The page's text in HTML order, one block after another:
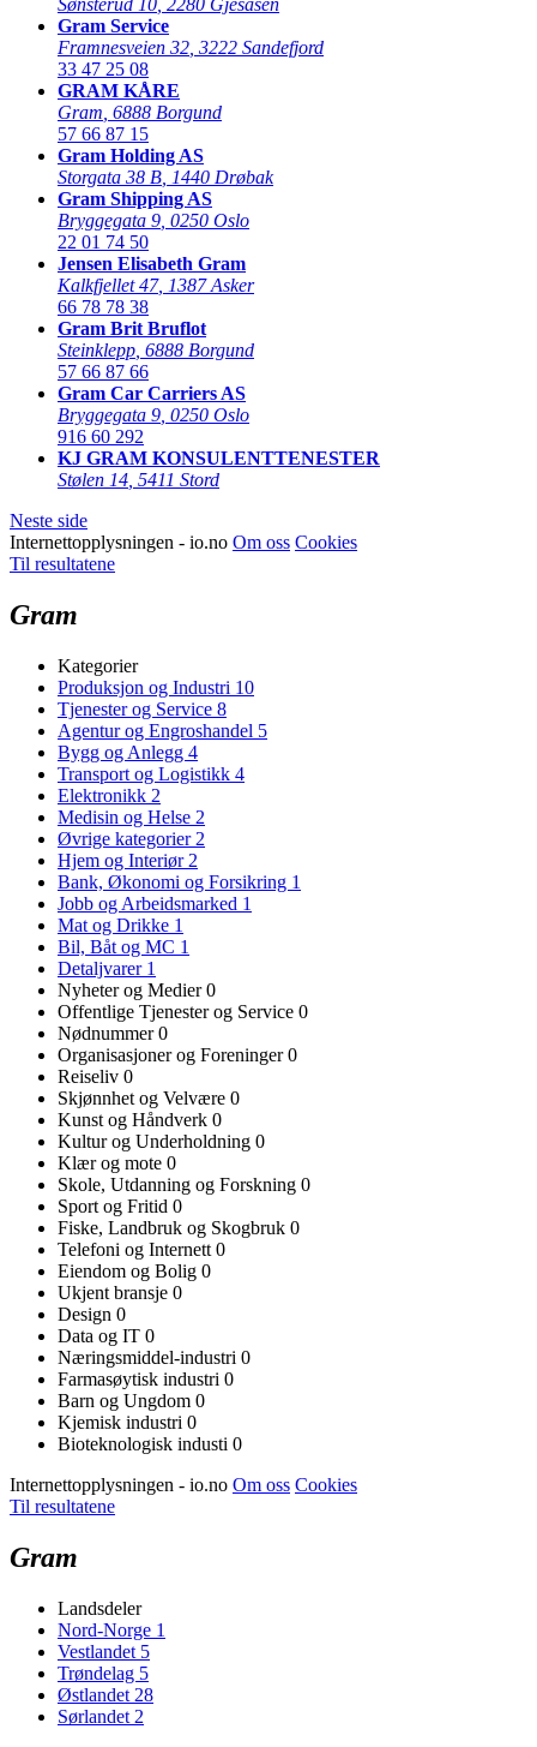
Gram Service
Framnesveien 32 3222 Sandefjord
33 47 25 08
GRAM KÅRE
Gram 6888 Borgund
57 66 87 15
Gram Holding AS
Storgata 38 B 1440 Drøbak
Gram Shipping AS
Bryggegata 9 0250 Oslo
22 01 74 50
Jensen Elisabeth Gram
Kalkfjellet 47, 1387 Asker
66 78 78 38
Gram Brit Bruflot
Steinklepp 6888 Borgund
57 66 87 66
Gram Car Carriers AS
Bryggegata 9 0250 Oslo
916 60 292
KJ GRAM KONSULENTTENESTER
Stølen 14 5411 Stord
Neste side
Internettopplysningen - io.no Om oss Cookies
Til resultatene
Gram
Kategorier
Produksjon og Industri 10
Tjenester og Service 8
Agentur og Engroshandel 5
Bygg og Anlegg 4
Transport og Logistikk 4
Elektronikk 2
Medisin og Helse 2
Øvrige kategorier 2
Hjem og Interiør 2
Bank, Økonomi og Forsikring 1
Jobb og Arbeidsmarked 1
Mat og Drikke 1
Bil, Båt og MC 1
Detaljvarer 1
Nyheter og Medier0
Offentlige Tjenester og Service 0
Nødnummer0
Organisasjoner og Foreninger0
Reiseliv 0
Skjønnhet og Velvære 0
Kunst og Håndverk 0
Kultur og Underholdning 0
Klær og mote 0
Skole, Utdanning og Forskning 0
Sport og Fritid 0
Fiske, Landbruk og Skogbruk 0
Telefoni og Internett 0
Eiendom og Bolig 0
Ukjent bransje 0
Design 0
Data og IT 0
Næringsmiddel-industri 0
Farmasøytisk industri 0
Barn og Ungdom 0
Kjemisk industri 0
Bioteknologisk industi 0
Internettopplysningen - io.no Om oss Cookies
Til resultatene
Gram
Landsdeler
Nord-Norge 1
Vestlandet 5
Trøndelag 5
Østlandet 28
Sørlandet 2